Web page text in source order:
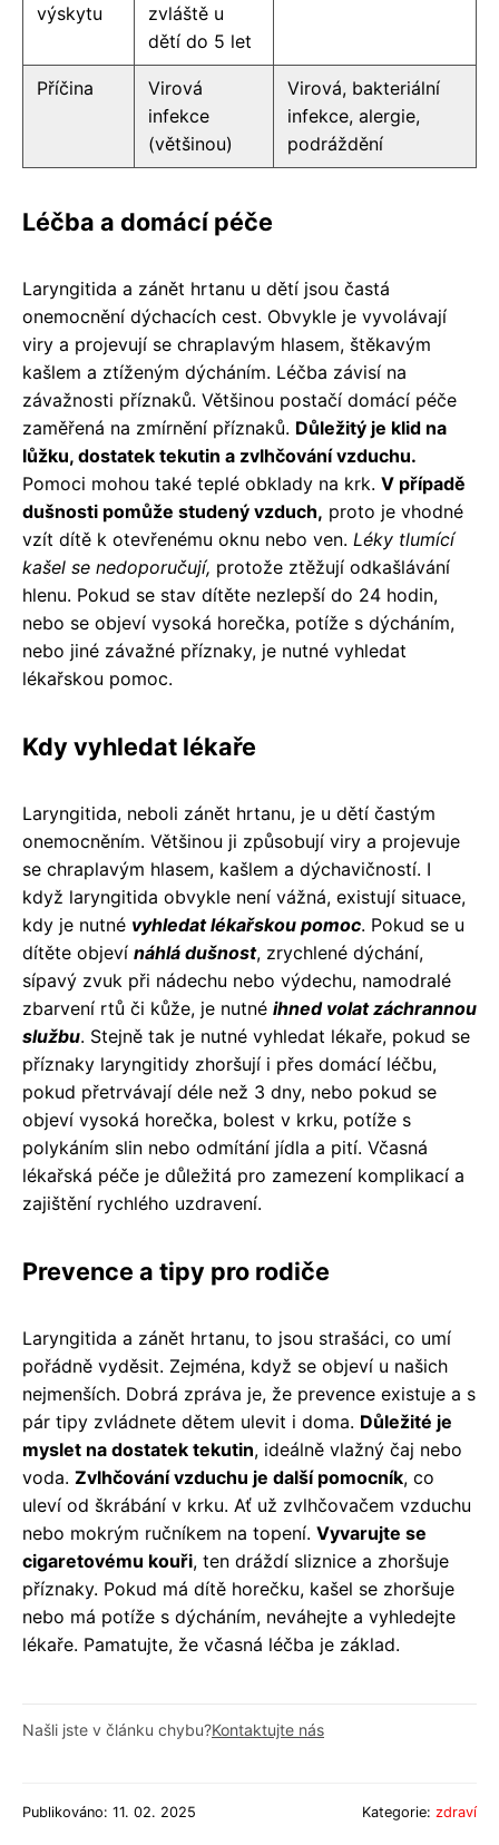
výskytu
zvláště u
dětí do 5 let
Příčina
Virová
infekce
(většinou)
Virová, bakteriální
infekce, alergie,
podráždění
Léčba a domácí péče
Laryngitida a zánět hrtanu u dětí jsou častá
onemocnění dýchacích cest. Obvykle je vyvolávají
viry a projevují se chraplavým hlasem, štěkavým
kašlem a ztíženým dýcháním. Léčba závisí na
závažnosti příznaků. Většinou postačí domácí péče
zaměřená na zmírnění příznaků. Důležitý je klid na
lůžku, dostatek tekutin a zvlhčování vzduchu.
Pomoci mohou také teplé obklady na krk. V případě
dušnosti pomůže studený vzduch, proto je vhodné
vzít dítě k otevřenému oknu nebo ven. Léky tlumící
kašel se nedoporučují, protože ztěžují odkašlávání
hlenu. Pokud se stav dítěte nezlepší do 24 hodin,
nebo se objeví vysoká horečka, potíže s dýcháním,
nebo jiné závažné příznaky, je nutné vyhledat
lékařskou pomoc.
Kdy vyhledat lékaře
Laryngitida, neboli zánět hrtanu, je u dětí častým
onemocněním. Většinou ji způsobují viry a projevuje
se chraplavým hlasem, kašlem a dýchavičností. I
když laryngitida obvykle není vážná, existují situace,
kdy je nutné vyhledat lékařskou pomoc. Pokud se u
dítěte objeví náhlá dušnost, zrychlené dýchání,
sípavý zvuk při nádechu nebo výdechu, namodralé
zbarvení rtů či kůže, je nutné ihned volat záchrannou
službu. Stejně tak je nutné vyhledat lékaře, pokud se
příznaky laryngitidy zhoršují i přes domácí léčbu,
pokud přetrvávají déle než 3 dny, nebo pokud se
objeví vysoká horečka, bolest v krku, potíže s
polykáním slin nebo odmítání jídla a pití. Včasná
lékařská péče je důležitá pro zamezení komplikací a
zajištění rychlého uzdravení.
Prevence a tipy pro rodiče
Laryngitida a zánět hrtanu, to jsou strašáci, co umí
pořádně vyděsit. Zejména, když se objeví u našich
nejmenších. Dobrá zpráva je, že prevence existuje a s
pár tipy zvládnete dětem ulevit i doma. Důležité je
myslet na dostatek tekutin, ideálně vlažný čaj nebo
voda. Zvlhčování vzduchu je další pomocník, co
uleví od škrábání v krku. Ať už zvlhčovačem vzduchu
nebo mokrým ručníkem na topení. Vyvarujte se
cigaretovému kouři, ten dráždí sliznice a zhoršuje
příznaky. Pokud má dítě horečku, kašel se zhoršuje
nebo má potíže s dýcháním, neváhejte a vyhledejte
lékaře. Pamatujte, že včasná léčba je základ.
Našli jste v článku chybu?Kontaktujte nás
Publikováno: 11. 02. 2025 Kategorie: zdraví